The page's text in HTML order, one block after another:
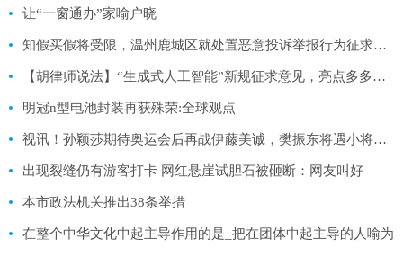
让“一窗通办”家喻户晓
知假买假将受限，温州鹿城区就处置恶意投诉举报行为征求意见
【胡律师说法】“生成式人工智能”新规征求意见，亮点多多抢先看
明冠n型电池封装再获殊荣:全球观点
视讯！孙颖莎期待奥运会后再战伊藤美诚，樊振东将遇小将林诗栋挑战
出现裂缝仍有游客打卡 网红悬崖试胆石被砸断：网友叫好
本市政法机关推出38条举措
在整个中华文化中起主导作用的是_把在团体中起主导的人喻为